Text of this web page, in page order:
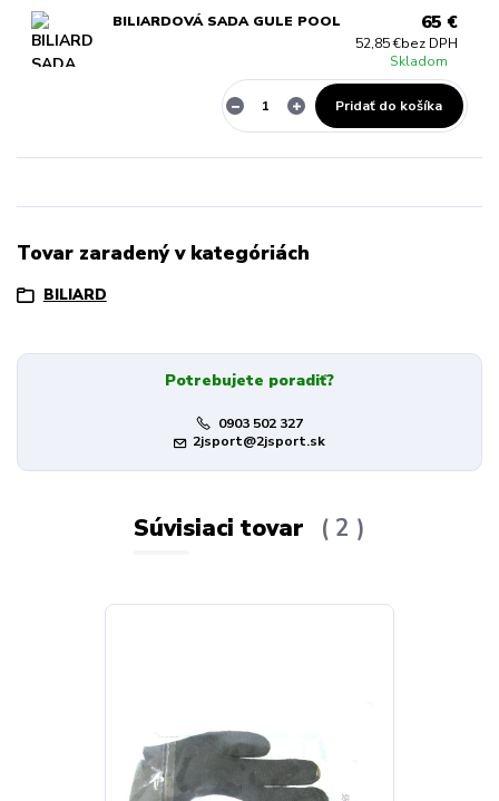
BILIARDOVÁ SADA GULE POOL 65 €
52,85 €bez DPH
Skladom
Pridať do košíka
Tovar zaradený v kategóriách
BILIARD
Potrebujete poradiť?
0903 502 327
2jsport@2jsport.sk
Súvisiaci tovar 2